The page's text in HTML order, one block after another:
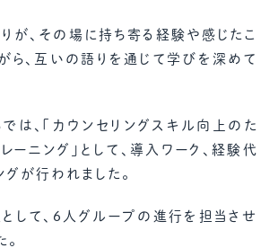
が、その場に持ち寄る経験や感じたこ
ら、互いの語りを通じて学びを深めて
は、「カウンセリングスキル向上のた
ーニング」として、導入ワーク、経験代
グが行われました。
して、6人グループの進行を担当させ